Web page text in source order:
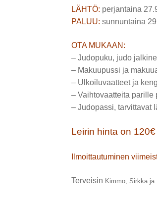
LÄHTÖ: perjantaina
PALUU: sunnuntaina
OTA MUKAAN:
– Judopuku, judo
– Makuupussi ja
– Ulkoiluvaatteet ja
– Vaihtovaatteita
– Judopassi, tarvittavat
Leirin hinta on 120€
Ilmoittautuminen
Terveisin Kimmo, Sirkka ja